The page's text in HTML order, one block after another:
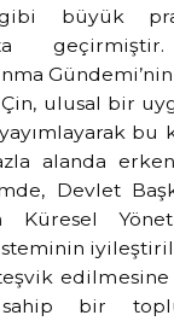
büyük
ulusal bir
bu
alanda
Devlet
Küresel
bir